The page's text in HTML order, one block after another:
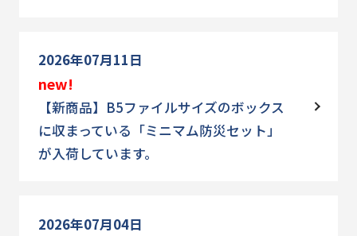
2026年07月11日
new!
【新商品】B5ファイルサイズのボックス
に収まっている「ミニマム防災セット」
が入荷しています。
2026年07月04日